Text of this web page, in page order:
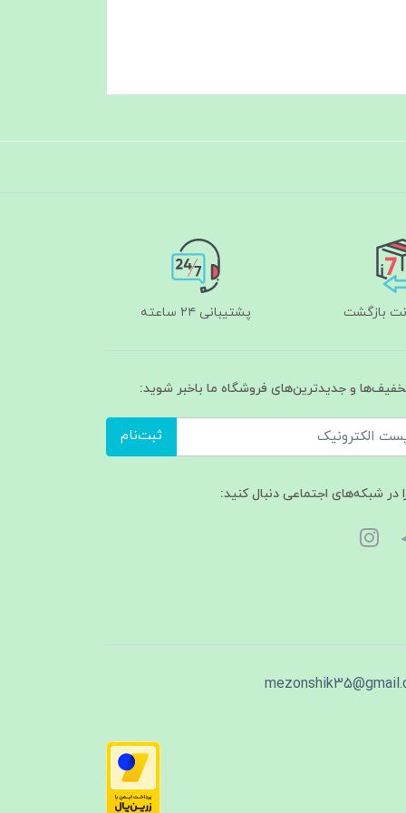
پشتیبانی ۲۴ ساعته
و جدیدترین‌های فروشگاه ما باخبر شوید:
ثبت‌نام
در شبکه‌های اجتماعی دنبال کنید: